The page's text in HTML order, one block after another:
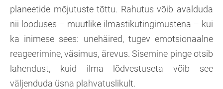
planeetide mõjutuste tõttu. Rahutus võib avalduda
nii looduses – muutlike ilmastikutingimustena – kui
ka inimese sees: unehäired, tugev emotsionaalne
reageerimine, väsimus, ärevus. Sisemine pinge otsib
lahendust, kuid ilma lõdvestuseta võib see
väljenduda üsna plahvatuslikult.